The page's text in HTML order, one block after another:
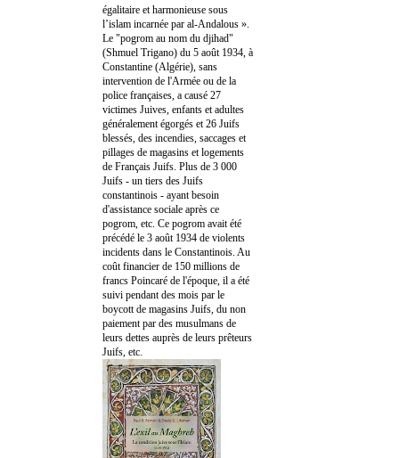
égalitaire et harmonieuse sous
l’islam incarnée par al-Andalous ».
Le "pogrom au nom du djihad"
(Shmuel Trigano) du 5 août 1934, à
Constantine (Algérie), sans
intervention de l'Armée ou de la
police françaises, a causé 27
victimes Juives, enfants et adultes
généralement égorgés et 26 Juifs
blessés, des incendies, saccages et
pillages de magasins et logements
de Français Juifs. Plus de 3 000
Juifs - un tiers des Juifs
constantinois - ayant besoin
d'assistance sociale après ce
pogrom, etc. Ce pogrom avait été
précédé le 3 août 1934 de violents
incidents dans le Constantinois. Au
coût financier de 150 millions de
francs Poincaré de l'époque, il a été
suivi pendant des mois par le
boycott de magasins Juifs, du non
paiement par des musulmans de
leurs dettes auprès de leurs prêteurs
Juifs, etc.